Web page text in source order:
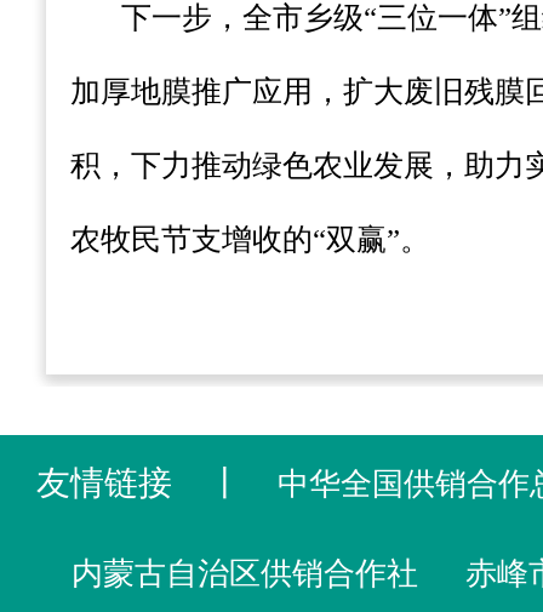
下一步，全市乡级“三位一体”
加厚地膜推广应用，扩大废旧残膜
积，下力推动绿色农业发展，助力
农牧民节支增收的“双赢”。
友情链接 中华全国供销合作
内蒙古自治区供销合作社 赤峰